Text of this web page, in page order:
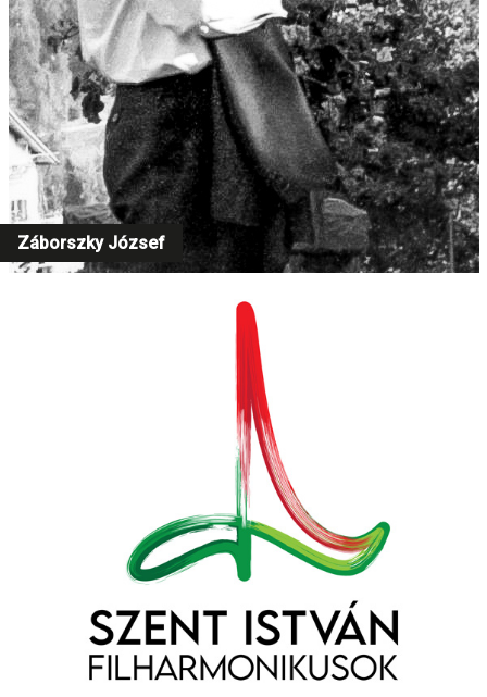
Záborszky József